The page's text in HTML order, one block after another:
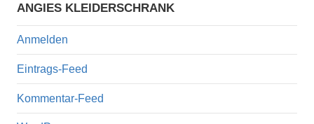
ANGIES KLEIDERSCHRANK
Anmelden
Eintrags-Feed
Kommentar-Feed